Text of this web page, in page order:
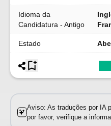
Idioma da
Candidatura - Antigo
Estado
Aviso: As traduções por IA
por favor, verifique a